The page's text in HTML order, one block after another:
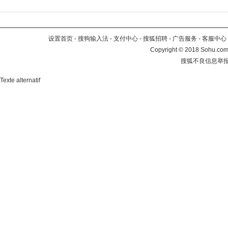
设置首页 - 搜狗输入法 - 支付中心 - 搜狐招聘 - 广告服务 - 客服中心
Copyright©2018
搜狐不良信息举
Texte alternatif